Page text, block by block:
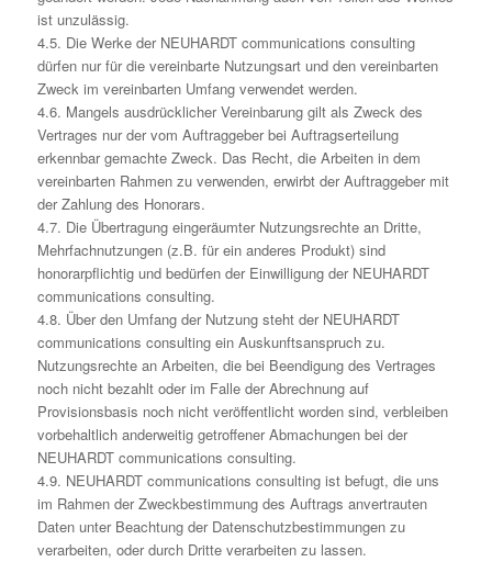
ist unzulässig.
4.5. Die Werke der NEUHARDT communications consulting
dürfen nur für die vereinbarte Nutzungsart und den vereinbarten
Zweck im vereinbarten Umfang verwendet werden.
4.6. Mangels ausdrücklicher Vereinbarung gilt als Zweck des
Vertrages nur der vom Auftraggeber bei Auftragserteilung
erkennbar gemachte Zweck. Das Recht, die Arbeiten in dem
vereinbarten Rahmen zu verwenden, erwirbt der Auftraggeber mit
der Zahlung des Honorars.
4.7. Die Übertragung eingeräumter Nutzungsrechte an Dritte,
Mehrfachnutzungen (z.B. für ein anderes Produkt) sind
honorarpflichtig und bedürfen der Einwilligung der NEUHARDT
communications consulting.
4.8. Über den Umfang der Nutzung steht der NEUHARDT
communications consulting ein Auskunftsanspruch zu.
Nutzungsrechte an Arbeiten, die bei Beendigung des Vertrages
noch nicht bezahlt oder im Falle der Abrechnung auf
Provisionsbasis noch nicht veröffentlicht worden sind, verbleiben
vorbehaltlich anderweitig getroffener Abmachungen bei der
NEUHARDT communications consulting.
4.9. NEUHARDT communications consulting ist befugt, die uns
im Rahmen der Zweckbestimmung des Auftrags anvertrauten
Daten unter Beachtung der Datenschutzbestimmungen zu
verarbeiten, oder durch Dritte verarbeiten zu lassen.